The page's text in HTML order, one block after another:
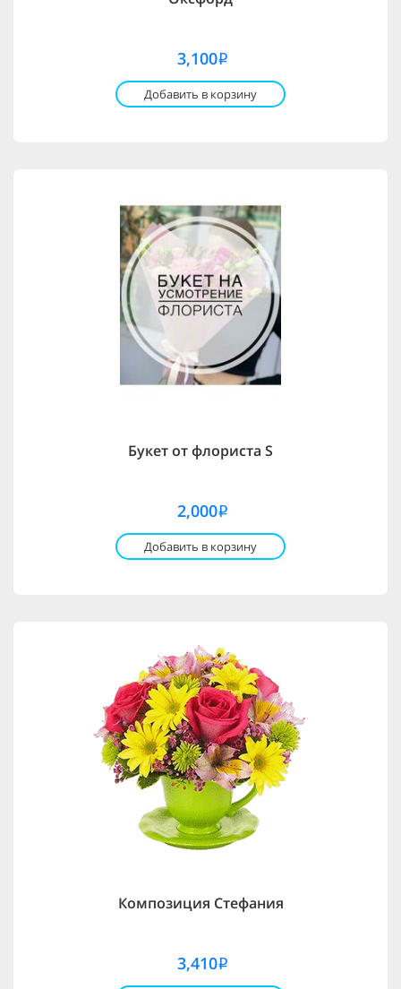
3,100i
Добавить в корзину
Букет от флориста S
2,000i
Добавить в корзину
Композиция Стефания
3,410i